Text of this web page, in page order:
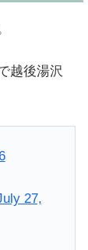
越後湯沢
27,